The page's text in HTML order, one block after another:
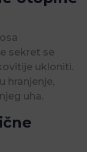
sekret se
ukloniti.
hranjenje,
uha.